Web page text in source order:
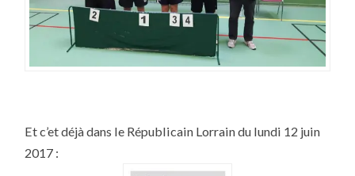
Et c’et déjà dans le Républicain Lorrain du lundi 12 juin
2017 :